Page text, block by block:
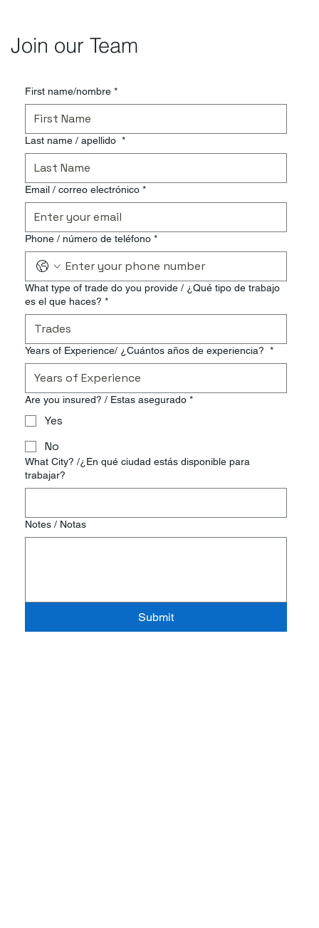
Join our Team
First name/nombre *
Last name / apellido *
Email / correo electrónico *
Phone / número de teléfono *
What type of trade do you provide / ¿Qué tipo de trabajo
es el que haces? *
Years of Experience/ ¿Cuántos años de experiencia? *
Are you insured? / Estas asegurado *
Yes
No
What City? /¿En qué ciudad estás disponible para
trabajar?
Notes / Notas
Submit